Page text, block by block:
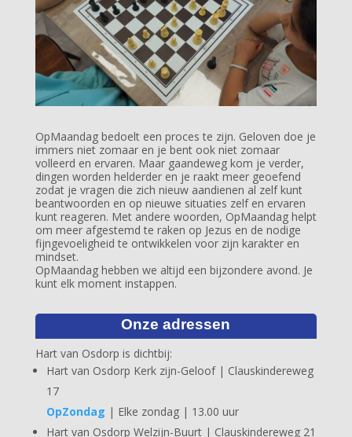
OpMaandag bedoelt een proces te zijn. Geloven doe je
immers niet zomaar en je bent ook niet zomaar
volleerd en ervaren. Maar gaandeweg kom je verder,
dingen worden helderder en je raakt meer geoefend
zodat je vragen die zich nieuw aandienen al zelf kunt
beantwoorden en op nieuwe situaties zelf en ervaren
kunt reageren. Met andere woorden, OpMaandag helpt
om meer afgestemd te raken op Jezus en de nodige
fijngevoeligheid te ontwikkelen voor zijn karakter en
mindset.
OpMaandag hebben we altijd een bijzondere avond. Je
kunt elk moment instappen.
Onze adressen
Hart van Osdorp is dichtbij:
Hart van Osdorp Kerk zijn-Geloof | Clauskindereweg
17
OpZondag | Elke zondag | 13.00 uur
Hart van Osdorp Welzijn-Buurt | Clauskindereweg 21